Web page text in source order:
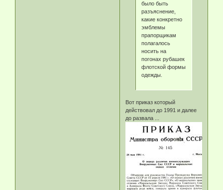
было быть
разъяснение,
какие конкретно
эмблемы
прапорщикам
полагалось
носить на
погонах рубашек
флотской формы
одежды.
Вот приказ который
действовал до 1991 и далее
до развала ...